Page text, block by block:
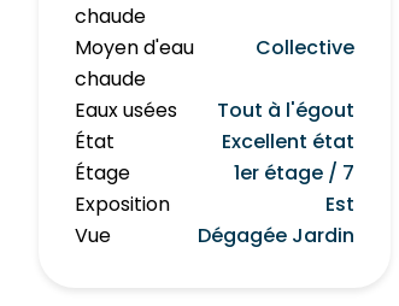
chaude
Moyen d'eau
chaude
Collective
Eaux usées
Tout à l'égout
État
Excellent état
Étage
1er étage / 7
Exposition
Est
Vue
Dégagée Jardin